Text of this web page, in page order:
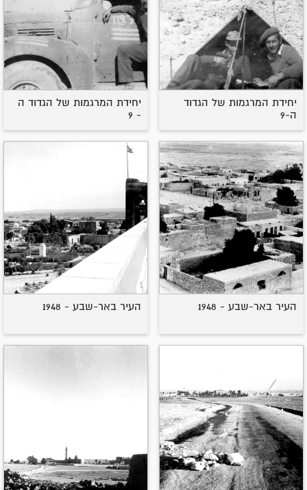
יחידת המרגמות של הגדוד
ה-9
יחידת המרגמות של הגדוד ה
- 9
העיר באר-שבע - 1948 העיר באר-שבע - 1948